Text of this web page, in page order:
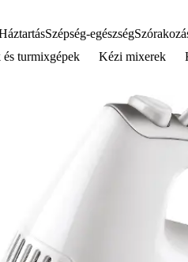
Szépség-egészség
és turmixgépek Kézi mixerek